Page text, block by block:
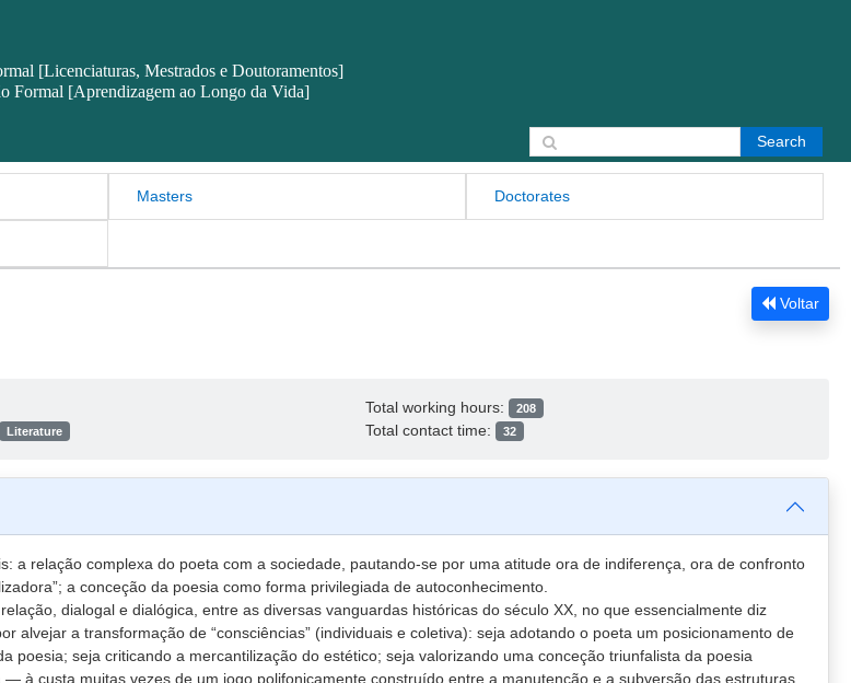
[Licenciaturas, Mestrados e Doutoramentos]
Formal [Aprendizagem ao Longo da Vida]
Masters Doctorates
Search for:
Voltar
Literature
Total working hours: 208
Total contact time: 32
a relação complexa do poeta com a sociedade, pautando-se por uma atitude ora de indiferença, ora de confronto
a conceção da poesia como forma privilegiada de autoconhecimento.
dialogal e dialógica, entre as diversas vanguardas históricas do século XX, no que essencialmente diz
alvejar a transformação de “consciências” (individuais e coletiva): seja adotando o poeta um posicionamento de
seja criticando a mercantilização do estético; seja valorizando uma conceção triunfalista da poesia
à custa muitas vezes de um jogo polifonicamente construído entre a manutenção e a subversão das estruturas